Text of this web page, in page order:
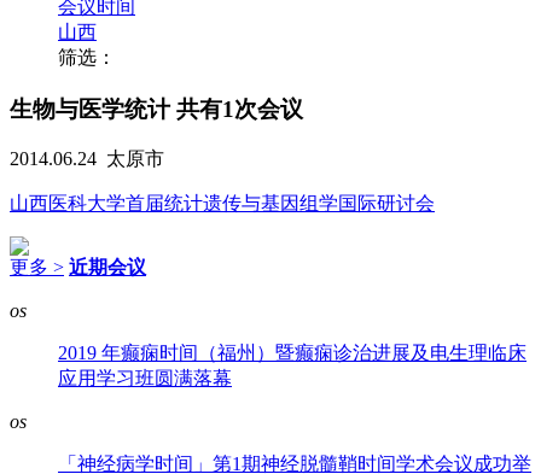
会议时间
山西
筛选：
生物与医学统计共有1次会议
2014.06.24 太原市
山西医科大学首届统计遗传与基因组学国际研讨会
更多 > 近期会议
os
2019 年癫痫时间（福州）暨癫痫诊治进展及电生理临床
应用学习班圆满落幕
os
「神经病学时间」第1期神经脱髓鞘时间学术会议成功举